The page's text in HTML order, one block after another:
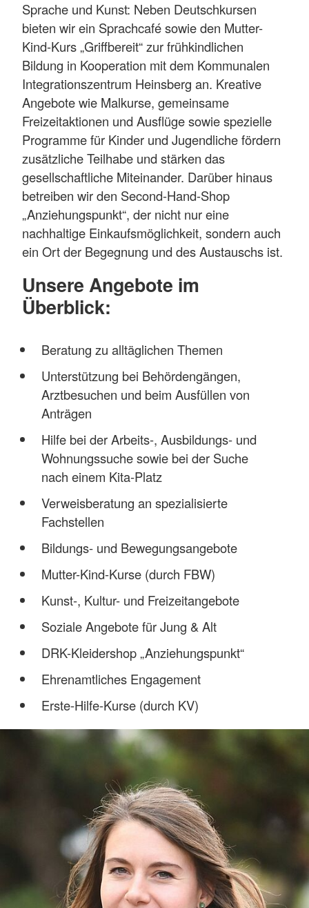
Sprache und Kunst: Neben Deutschkursen
bieten wir ein Sprachcafé sowie den Mutter-
Kind-Kurs „Griffbereit“ zur frühkindlichen
Bildung in Kooperation mit dem Kommunalen
Integrationszentrum Heinsberg an. Kreative
Angebote wie Malkurse, gemeinsame
Freizeitaktionen und Ausflüge sowie spezielle
Programme für Kinder und Jugendliche fördern
zusätzliche Teilhabe und stärken das
gesellschaftliche Miteinander. Darüber hinaus
betreiben wir den Second-Hand-Shop
„Anziehungspunkt“, der nicht nur eine
nachhaltige Einkaufsmöglichkeit, sondern auch
ein Ort der Begegnung und des Austauschs ist.
Unsere Angebote im
Überblick:
Beratung zu alltäglichen Themen
Unterstützung bei Behördengängen,
Arztbesuchen und beim Ausfüllen von
Anträgen
Hilfe bei der Arbeits-, Ausbildungs- und
Wohnungssuche sowie bei der Suche
nach einem Kita-Platz
Verweisberatung an spezialisierte
Fachstellen
Bildungs- und Bewegungsangebote
Mutter-Kind-Kurse (durch FBW)
Kunst-, Kultur- und Freizeitangebote
Soziale Angebote für Jung & Alt
DRK-Kleidershop „Anziehungspunkt“
Ehrenamtliches Engagement
Erste-Hilfe-Kurse (durch KV)